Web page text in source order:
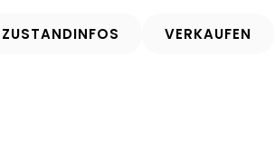
ZUSTANDINFOS VERKAUFEN